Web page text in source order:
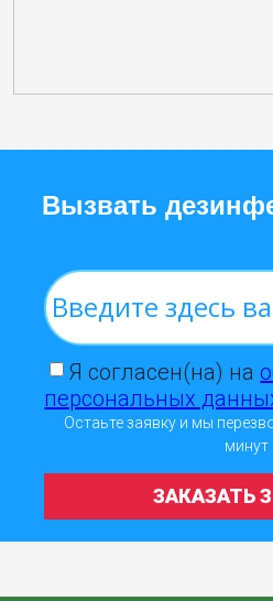
Вызвать
Я согласен(на) на
персональных
Остаьте заявку и мы
минут
ЗАКАЗАТЬ